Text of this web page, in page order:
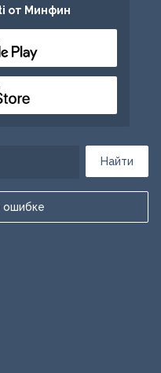
Найти
от Минфин